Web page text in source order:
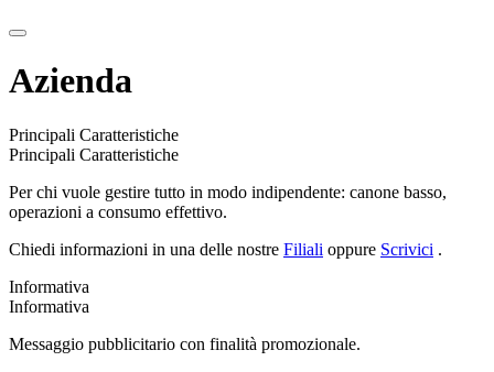
Azienda
Principali Caratteristiche
Principali Caratteristiche
Per chi vuole gestire tutto in modo indipendente: canone basso,
operazioni a consumo effettivo.
Chiedi informazioni in una delle nostre Filiali oppure Scrivici .
Informativa
Informativa
Messaggio pubblicitario con finalità promozionale.